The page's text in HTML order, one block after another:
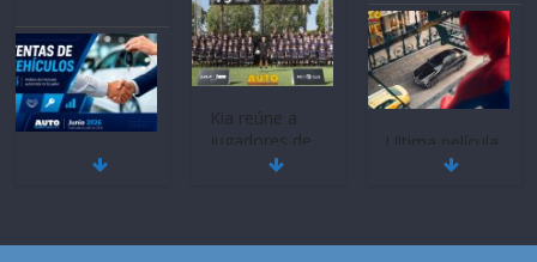
Mercado
Kia reúne a
jugadores de
fútbol de todo
Ultima película
‘Spider‑Man: